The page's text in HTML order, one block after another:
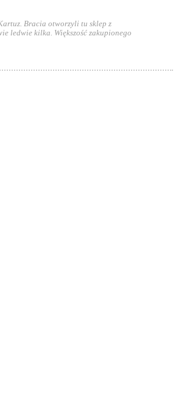
Bracia otworzyli tu sklep z
ledwie kilka. Większość zakupionego